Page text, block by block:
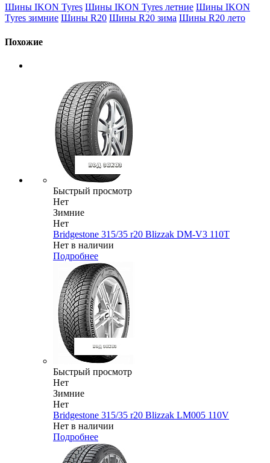
Шины IKON Tyres Шины IKON Tyres летние Шины IKON
Tyres зимние Шины R20 Шины R20 зима Шины R20 лето
Похожие
Быстрый просмотр
Нет
Зимние
Нет
Bridgestone 315/35 r20 Blizzak DM-V3 110T
Нет в наличии
Подробнее
Быстрый просмотр
Нет
Зимние
Нет
Bridgestone 315/35 r20 Blizzak LM005 110V
Нет в наличии
Подробнее